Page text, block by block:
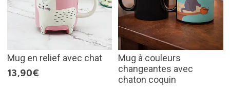
Mug en relief avec chat
13,90€
Mug à couleurs
changeantes avec
chaton coquin